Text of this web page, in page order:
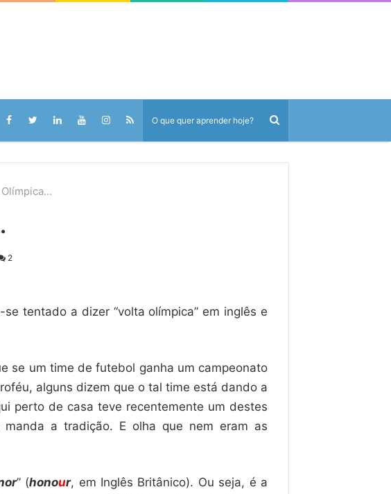
2
tentado a dizer “volta olímpica” em inglês e
se um time de futebol ganha um campeonato
alguns dizem que o tal time está dando a
perto de casa teve recentemente um destes
a tradição. E olha que nem eram as
” (honour, em Inglês Britânico). Ou seja, é a